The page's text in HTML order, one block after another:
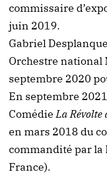
commissaire
juin 2019.
Gabriel
Orchestre national
septembre 2020
En septembre
Comédie La Révolte
en mars 2018 du
commandité par la
France).